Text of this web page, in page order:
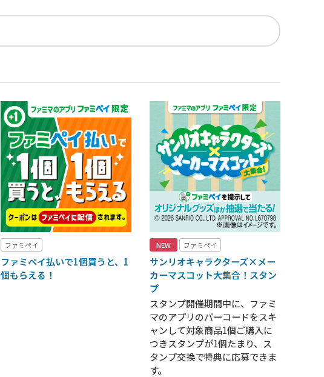
ファミペイ
ファミペイ払いで1個買うと、1
個もらえる！
NEW ファミペイ
サンリオキャラクターズ×メー
カーマスコット大集合！スタン
プ
スタンプ開催期間中に、ファミ
マのアプリのバーコードをスキ
ャンして対象商品1個ご購入に
つきスタンプが1個たまり、ス
タンプ交換で特典に応募できま
す。